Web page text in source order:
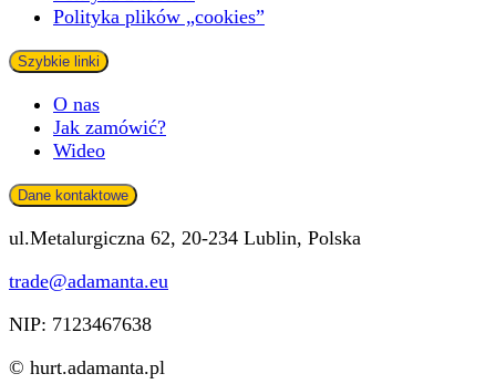
Polityka plików „cookies”
Szybkie linki
O nas
Jak zamówić?
Wideo
Dane kontaktowe
ul.Metalurgiczna 62, 20-234 Lublin, Polska
trade@adamanta.eu
NIP: 7123467638
© hurt.adamanta.pl